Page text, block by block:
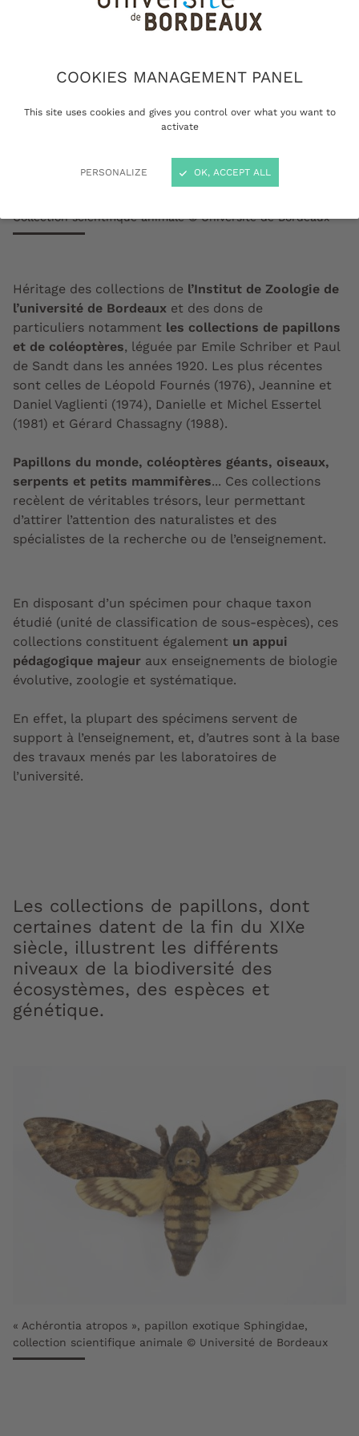
COOKIES MANAGEMENT PANEL
This site uses cookies and gives you control over what you want to
activate
PERSONALIZE OK, ACCEPT ALL
Collection scientifique animale © Université de Bordeaux
Héritage des collections de l’Institut de Zoologie de
l’université de Bordeaux et des dons de
particuliers notamment les collections de papillons
et de coléoptères, léguée par Emile Schriber et Paul
de Sandt dans les années 1920. Les plus récentes
sont celles de Léopold Fournés (1976), Jeannine et
Daniel Vaglienti (1974), Danielle et Michel Essertel
(1981) et Gérard Chassagny (1988).
Papillons du monde, coléoptères géants, oiseaux,
serpents et petits mammifères... Ces collections
recèlent de véritables trésors, leur permettant
d’attirer l’attention des naturalistes et des
spécialistes de la recherche ou de l’enseignement.
En disposant d’un spécimen pour chaque taxon
étudié (unité de classification de sous-espèces), ces
collections constituent également un appui
pédagogique majeur aux enseignements de biologie
évolutive, zoologie et systématique.
En effet, la plupart des spécimens servent de
support à l’enseignement, et, d’autres sont à la base
des travaux menés par les laboratoires de
l’université.
Les collections de papillons, dont
certaines datent de la fin du XIXe
siècle, illustrent les différents
niveaux de la biodiversité des
écosystèmes, des espèces et
génétique.
« Achérontia atropos », papillon exotique Sphingidae,
collection scientifique animale © Université de Bordeaux